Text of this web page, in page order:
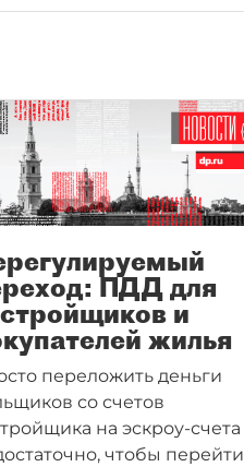
ПДД для
и
жилья
переложить деньги
со счетов
на эскроу-счета
чтобы перейти